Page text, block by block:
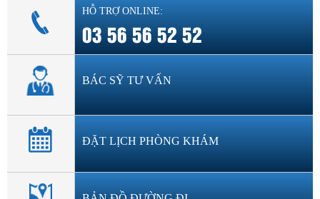
HỖ TRỢ ONLINE:
03 56 56 52 52
BÁC SỸ TƯ VẤN
ĐẶT LỊCH PHÒNG KHÁM